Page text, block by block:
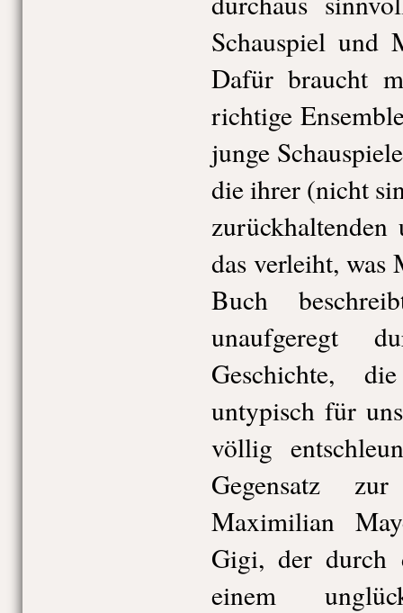
Schauspiel und
Dafür braucht
richtige
junge
die ihrer (nicht
das verleiht, was
Buch
unaufgeregt
Geschichte,
untypisch für
völlig
Gegensatz
Maximilian
Gigi, der durch
einem